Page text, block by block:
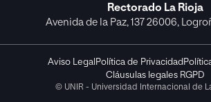
Rectorado La Rioja
Avenida de la Paz, 137 26006,
Aviso Legal Política de Privacidad
Cláusulas legales RGPD
© UNIR - Universidad Internacional de